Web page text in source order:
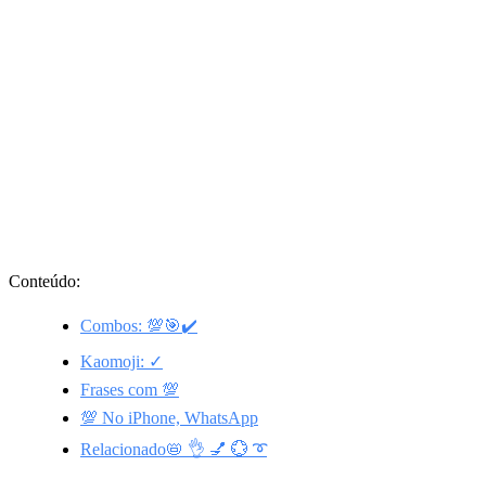
Conteúdo:
Combos: 💯🎯✔️
Kaomoji: ✓
Frases com 💯
💯 No iPhone, WhatsApp
Relacionado📛 👌 💅 💮 ➰